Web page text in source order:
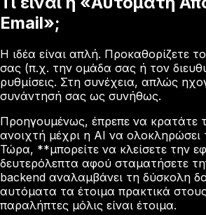
Email»;
Η ιδέα είναι απλή. Προκαθορίζετε
σας (π.χ. την ομάδα σας ή τον
ρυθμίσεις. Στη συνέχεια, απλώς
συνάντησή σας ως συνήθως.
Προηγουμένως, έπρεπε να κρατάτε
ανοιχτή μέχρι η AI να ολοκληρώσει
Τώρα, **μπορείτε να κλείσετε την
δευτερόλεπτα αφού σταματήσετε
backend αναλαμβάνει τη δύσκολη
αυτόματα τα έτοιμα πρακτικά
παραλήπτες μόλις είναι έτοιμα.